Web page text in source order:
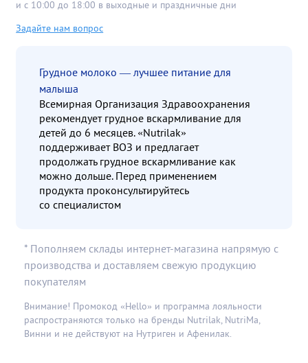
и с 10:00 до 18:00 в выходные и праздничные дни
Задайте нам вопрос
Грудное молоко — лучшее питание для
малыша
Всемирная Организация Здравоохранения
рекомендует грудное вскармливание для
детей до 6 месяцев. «Nutrilak»
поддерживает ВОЗ и предлагает
продолжать грудное вскармливание как
можно дольше. Перед применением
продукта проконсультируйтесь
со специалистом
* Пополняем склады интернет-магазина напрямую с
производства и доставляем свежую продукцию
покупателям
Внимание! Промокод «Hello» и программа лояльности
распространяются только на бренды Nutrilak, NutriMa,
Винни и не действуют на Нутриген и Афенилак.